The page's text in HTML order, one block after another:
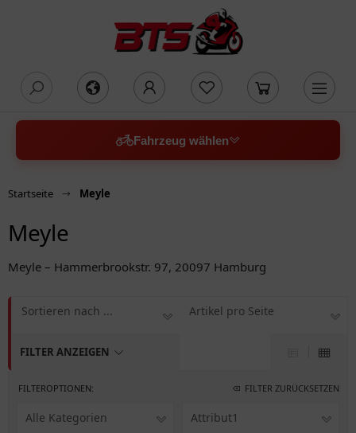
Fahrzeug wählen
Startseite Meyle
Meyle
Meyle – Hammerbrookstr. 97, 20097 Hamburg
FILTER ANZEIGEN
Sortieren nach ... Artikel pro Seite
FILTEROPTIONEN: FILTER ZURÜCKSETZEN
Alle Kategorien Attribut1